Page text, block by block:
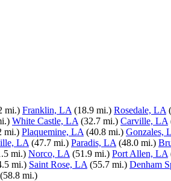
mi.) Franklin, LA (18.9 mi.) Rosedale, LA
White Castle, LA (32.7 mi.) Carville, LA
mi.) Plaquemine, LA (40.8 mi.) Gonzales,
LA (47.7 mi.) Paradis, LA (48.0 mi.)
mi.) Norco, LA (51.9 mi.) Port Allen, LA
mi.) Saint Rose, LA (55.7 mi.) Denham
(58.8 mi.)